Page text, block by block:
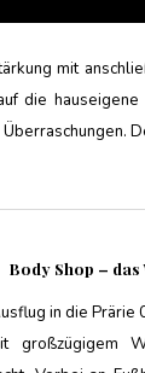
mit
die
Body Shop – das
in die
großzügigem